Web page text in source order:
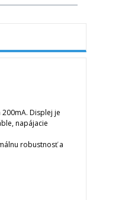
Displej je
napájacie
robustnosť a